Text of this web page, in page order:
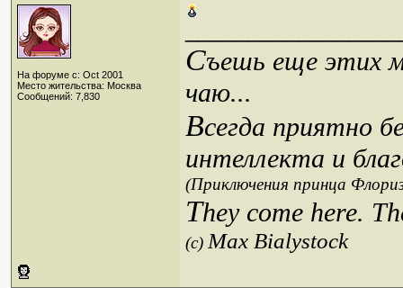
На форуме с: Oct 2001
Место жительства: Москва
Сообщений: 7,830
Съешь еще этих
чаю...
Всегда приятно
интеллекта и
(Приключения принца
They come here.
(c)Max Bialystock